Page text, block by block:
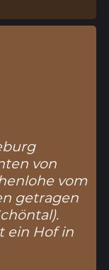
von
vom
getragen
).
ein Hof in